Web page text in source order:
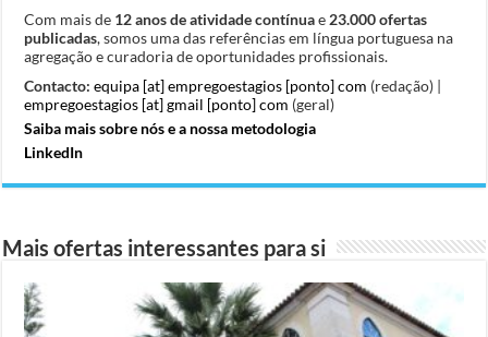
Com mais de 12 anos de atividade contínuae 23.000 ofertas
publicadas, somos uma das referências em língua portuguesa na
agregação e curadoria de oportunidades profissionais.
Contacto: equipa [at] empregoestagios [ponto] com (redação) |
empregoestagios [at] gmail [ponto] com (geral)
Saiba mais sobre nós e a nossa metodologia
LinkedIn
Mais ofertas interessantes para si